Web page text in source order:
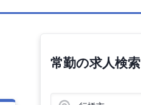
常勤の求人検索